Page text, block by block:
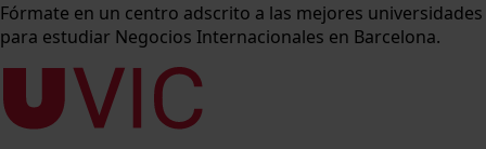
Fórmate en un centro adscrito a las mejores universidades
para estudiar Negocios Internacionales en Barcelona.